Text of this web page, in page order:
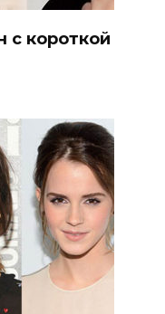
короткой